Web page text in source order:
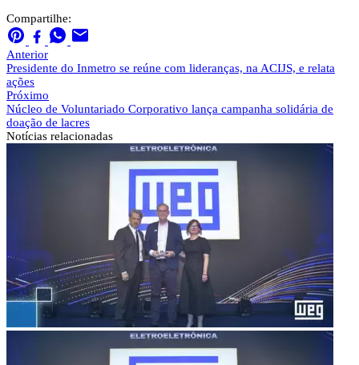
Compartilhe:
Anterior
Presidente do Inmetro se reúne com lideranças, na ACIJS, e relata
ações
Próximo
Núcleo de Voluntariado Corporativo lança campanha solidária de
doação de lacres
Notícias relacionadas